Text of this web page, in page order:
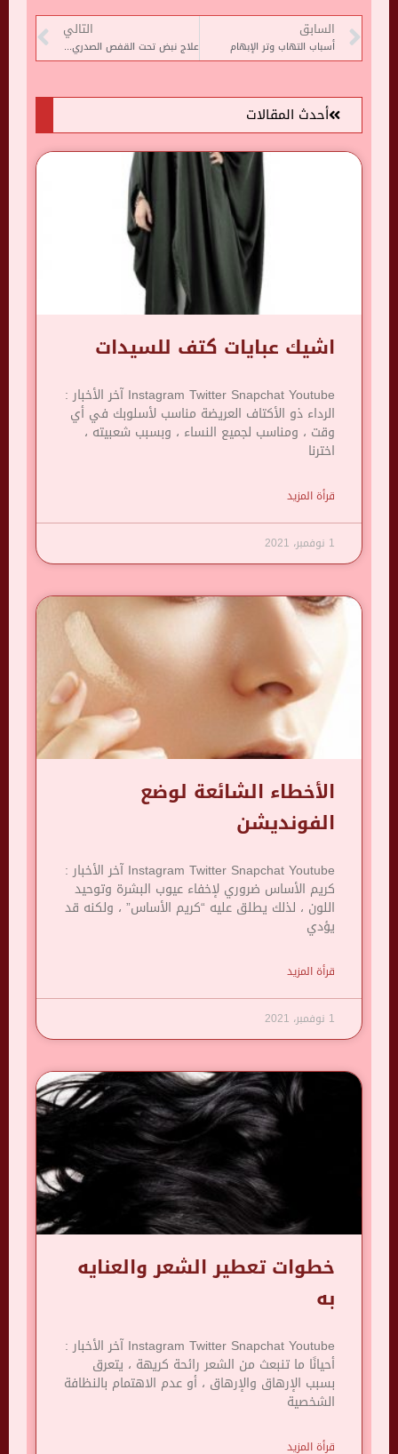
السابق
أسباب التهاب وتر الإبهام
التالي
علاج نبض تحت القفص الصدري الأيمن
أحدث المقالات
اشيك عبايات كتف للسيدات
Instagram Twitter Snapchat Youtube آخر الأخبار :
الرداء ذو ​​الأكتاف العريضة مناسب لأسلوبك في أي
وقت ، ومناسب لجميع النساء ، وبسبب شعبيته ،
اخترنا
قرأة المزيد
1 نوفمبر، 2021
الأخطاء الشائعة لوضع
الفونديشن
Instagram Twitter Snapchat Youtube آخر الأخبار :
كريم الأساس ضروري لإخفاء عيوب البشرة وتوحيد
اللون ، لذلك يطلق عليه “كريم الأساس” ، ولكنه قد
يؤدي
قرأة المزيد
1 نوفمبر، 2021
خطوات تعطير الشعر والعنايه
به
Instagram Twitter Snapchat Youtube آخر الأخبار :
أحيانًا ما تنبعث من الشعر رائحة كريهة ، يتعرق
بسبب الإرهاق والإرهاق ، أو عدم الاهتمام بالنظافة
الشخصية
قرأة المزيد